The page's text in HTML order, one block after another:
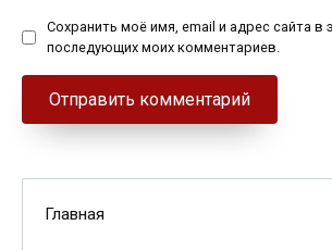
Сохранить моё имя, email и адрес сайта в
последующих моих комментариев.
Главная